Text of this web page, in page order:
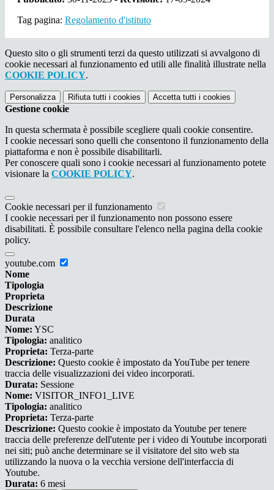
Tag pagina: Regolamento d'istituto
Questo sito o gli strumenti terzi da questo utilizzati si avvalgono di
cookie necessari al funzionamento ed utili alle finalità illustrate nella
COOKIE POLICY.
Personalizza Rifiuta tutti i cookies Accetta tutti i cookies
Gestione cookie
In questa schermata è possibile scegliere quali cookie consentire.
I cookie necessari sono quelli che consentono il funzionamento della
piattaforma e non è possibile disabilitarli.
Per conoscere quali sono i cookie necessari al funzionamento potete
visionare la COOKIE POLICY.
Cookie necessari per il funzionamento
I cookie necessari per il funzionamento non possono essere
disabilitati. È possibile consultare l'elenco nella pagina della cookie
policy.
youtube.com
Nome
Tipologia
Proprieta
Descrizione
Durata
Nome: YSC
Tipologia: analitico
Proprieta: Terza-parte
Descrizione: Questo cookie è impostato da YouTube per tenere
traccia delle visualizzazioni dei video incorporati.
Durata: Sessione
Nome: VISITOR_INFO1_LIVE
Tipologia: analitico
Proprieta: Terza-parte
Descrizione: Questo cookie è impostato da Youtube per tenere
traccia delle preferenze dell'utente per i video di Youtube incorporati
nei siti; può anche determinare se il visitatore del sito web sta
utilizzando la nuova o la vecchia versione dell'interfaccia di
Youtube.
Durata: 6 mesi